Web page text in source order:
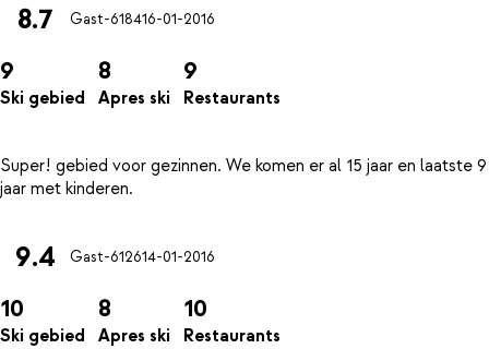
8.7 Gast-618416-01-2016
9
Ski gebied
8
Apres ski
9
Restaurants
Super! gebied voor gezinnen. We komen er al 15 jaar en laatste 9
9.4 Gast-612614-01-2016
10
Ski gebied
8
Apres ski
10
Restaurants